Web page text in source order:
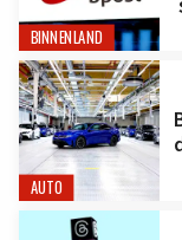
BINNENLAND
AUTO